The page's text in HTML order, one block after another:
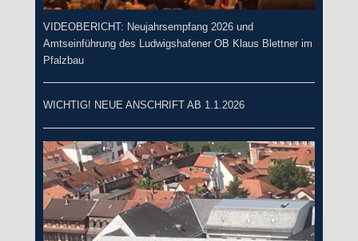
VIDEOBERICHT: Neujahrsempfang 2026 und
Amtseinführung des Ludwigshafener OB Klaus Blettner im
Pfalzbau
WICHTIG! NEUE ANSCHRIFT AB 1.1.2026